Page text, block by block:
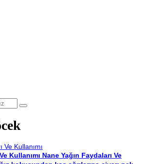
Kullanımı Nane Yağın Faydaları Ve